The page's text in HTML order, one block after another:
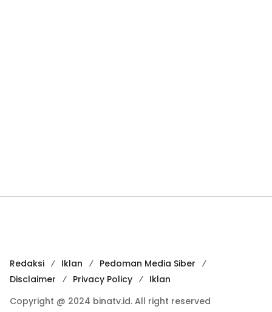
Redaksi Iklan
Pedoman Media Siber
Disclaimer
Privacy Policy
Iklan
Copyright @ 2024 binatv.id. All right reserved